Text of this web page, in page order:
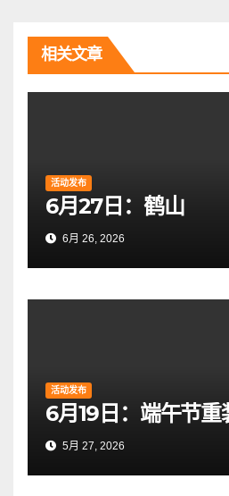
航
相关文章
活动发布
6月27日：鹤山
6月 26, 2026
活动发布
6月19日：端午节重
5月 27, 2026